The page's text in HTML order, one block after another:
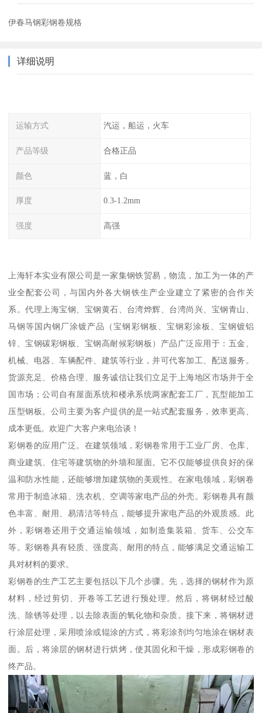
伊春马钢彩钢卷规格
详细说明
运输方式 汽运，船运，火车
产品等级 合格正品
颜色 蓝，白
厚度 0.3-1.2mm
强度 高强
上海轩本实业有限公司是一家集钢铁贸易，物流，加工为一体的产
业全配套公司，与国内外各大钢铁生产企业建立了紧密的合作关
系。代理上海宝钢、宝钢黄石、台湾烨辉、台湾尚兴、宝钢青山、
马钢等国内钢厂涂镀产品（宝钢彩钢板、宝钢彩涂板、宝钢镀铝
锌、宝钢碳彩钢板、宝钢高耐候彩钢板）产品广泛应用于：五金、
机械、电器、车辆配件、建筑等行业，并可代客加工、配送服务。
货源充足、价格合理、服务诚信让我们立足于上海地区市场并于全
国市场；公司自有屋面系统和楼承系统两家配套工厂，瓦型能加工
压型钢板。公司主要为客户提供的是一站式配套服务，效率更高、
成本更低。欢迎广大客户来电洽谈！
彩钢卷的应用广泛。在建筑领域，彩钢卷常用于工业厂房、仓库、
商业建筑、住宅等建筑物的外墙和屋面。它不仅能够提供良好的保
温和防水性能，还能够增加建筑物的美观性。在家电领域，彩钢卷
常用于制造冰箱、洗衣机、空调等家电产品的外壳。彩钢卷具有颜
色丰富、耐用、易清洁等特点，能够提升家电产品的外观质感。此
外，彩钢卷还用于交通运输领域，如制造集装箱、货车、公交车
等。彩钢卷具有轻质、强度高、耐用的特点，能够满足交通运输工
具对材料的要求。
彩钢卷的生产工艺主要包括以下几个步骤。先，选择的钢材作为原
材料，经过剪切、开卷等工艺进行预处理。然后，将钢材经过酸
洗、除锈等处理，以去除表面的氧化物和杂质。接下来，将钢材进
行涂层处理，采用喷涂或辊涂的方式，将彩涂剂均匀地涂在钢材表
面。后，将涂层的钢材进行烘烤，使其固化和干燥，形成彩钢卷的
终产品。